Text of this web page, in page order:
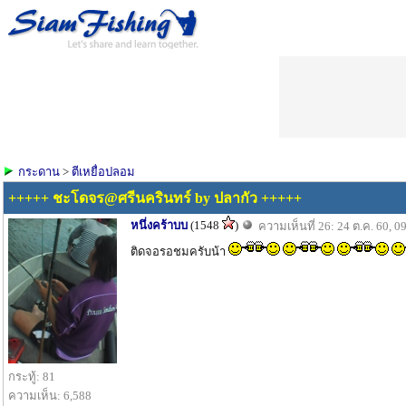
กระดาน > ตีเหยื่อปลอม
+++++ ชะโดจร@ศรีนครินทร์ by ปลากัว +++++
กระทู้: 81
ความเห็น: 6,588
หนึ่งคร้าบบ (1548 )
ความเห็นที่ 26: 24 ต.ค. 60,
ติดจอรอชมครับน้า